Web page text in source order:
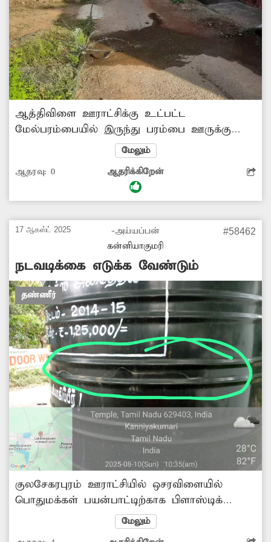
ஆத்திவிளை ஊராட்சிக்கு உட்பட்ட
மேல்பரம்பையில் இருந்து பரம்பை ஊருக்கு
செல்லும் கான்கிரீட் சாலையோரத்தில் குடிநீர்
குழாய் பதிக்கப்பட்டுள்ளது. இந்த குழாயில்
அடிக்கடி உடைப்பு குடிநீர் வீணாகி சாலையில்
பாய்கிறது. இதனால் அந்த வழியாக செல்லும்
சிரமத்துக்குள்ளாகி வருகின்றனர். எனவே,
குழாய் உடைப்பை சரிசெய்து குடிநீர்
வீணாவதை தடுக்க அதிகாரிகள் நடவடிக்கை
எடுக்க வேண்டும். -சிவராம், பரம்பை.
மேலும்
ஆதரவு: 0 ஆதரிக்கிறேன்
17 ஆகஸ்ட் 2025
-அய்யப்பன்
கன்னியாகுமரி
#58462
நடவடிக்கை எடுக்க வேண்டும்
தண்ணீர்
குலசேகரபுரம் ஊராட்சியில் ஒசரவிளையில்
பொதுமக்கள் பயன்பாட்டிற்காக பிளாஸ்டிக்
குடிநீர் தொட்டி அமைக்கப்பட்டுள்ளது. இந்த
தொட்டியை அப்பகுதி மக்கள் மற்றும் அந்த
மேலும்